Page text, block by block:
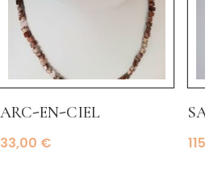
arc-en-ciel
33,00 €